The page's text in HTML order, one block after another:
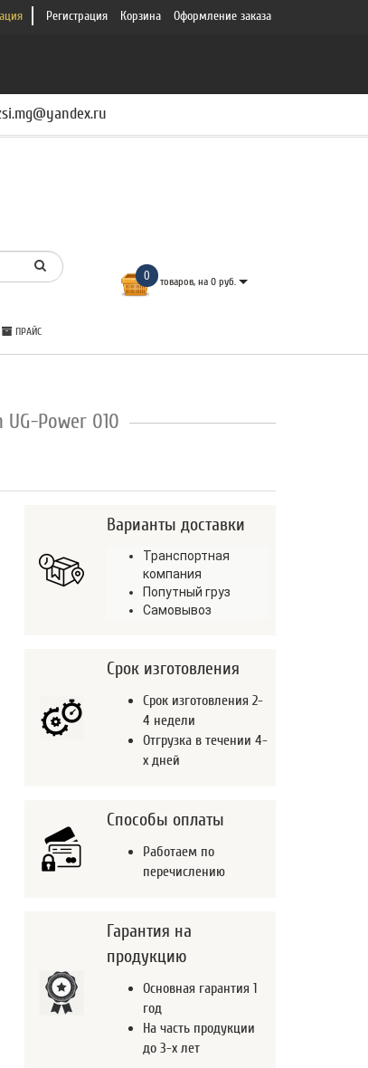
Регистрация Корзина Оформление заказа
0 товаров, на 0 руб.
ПРАЙС
Power 010
Варианты доставки
Транспортная
компания
Попутный груз
Самовывоз
Срок изготовления
Срок изготовления 2-
4 недели
Отгрузка в течении 4-
х дней
Способы оплаты
Работаем по
перечислению
Гарантия на
продукцию
Основная гарантия 1
год
На часть продукции
до 3-х лет